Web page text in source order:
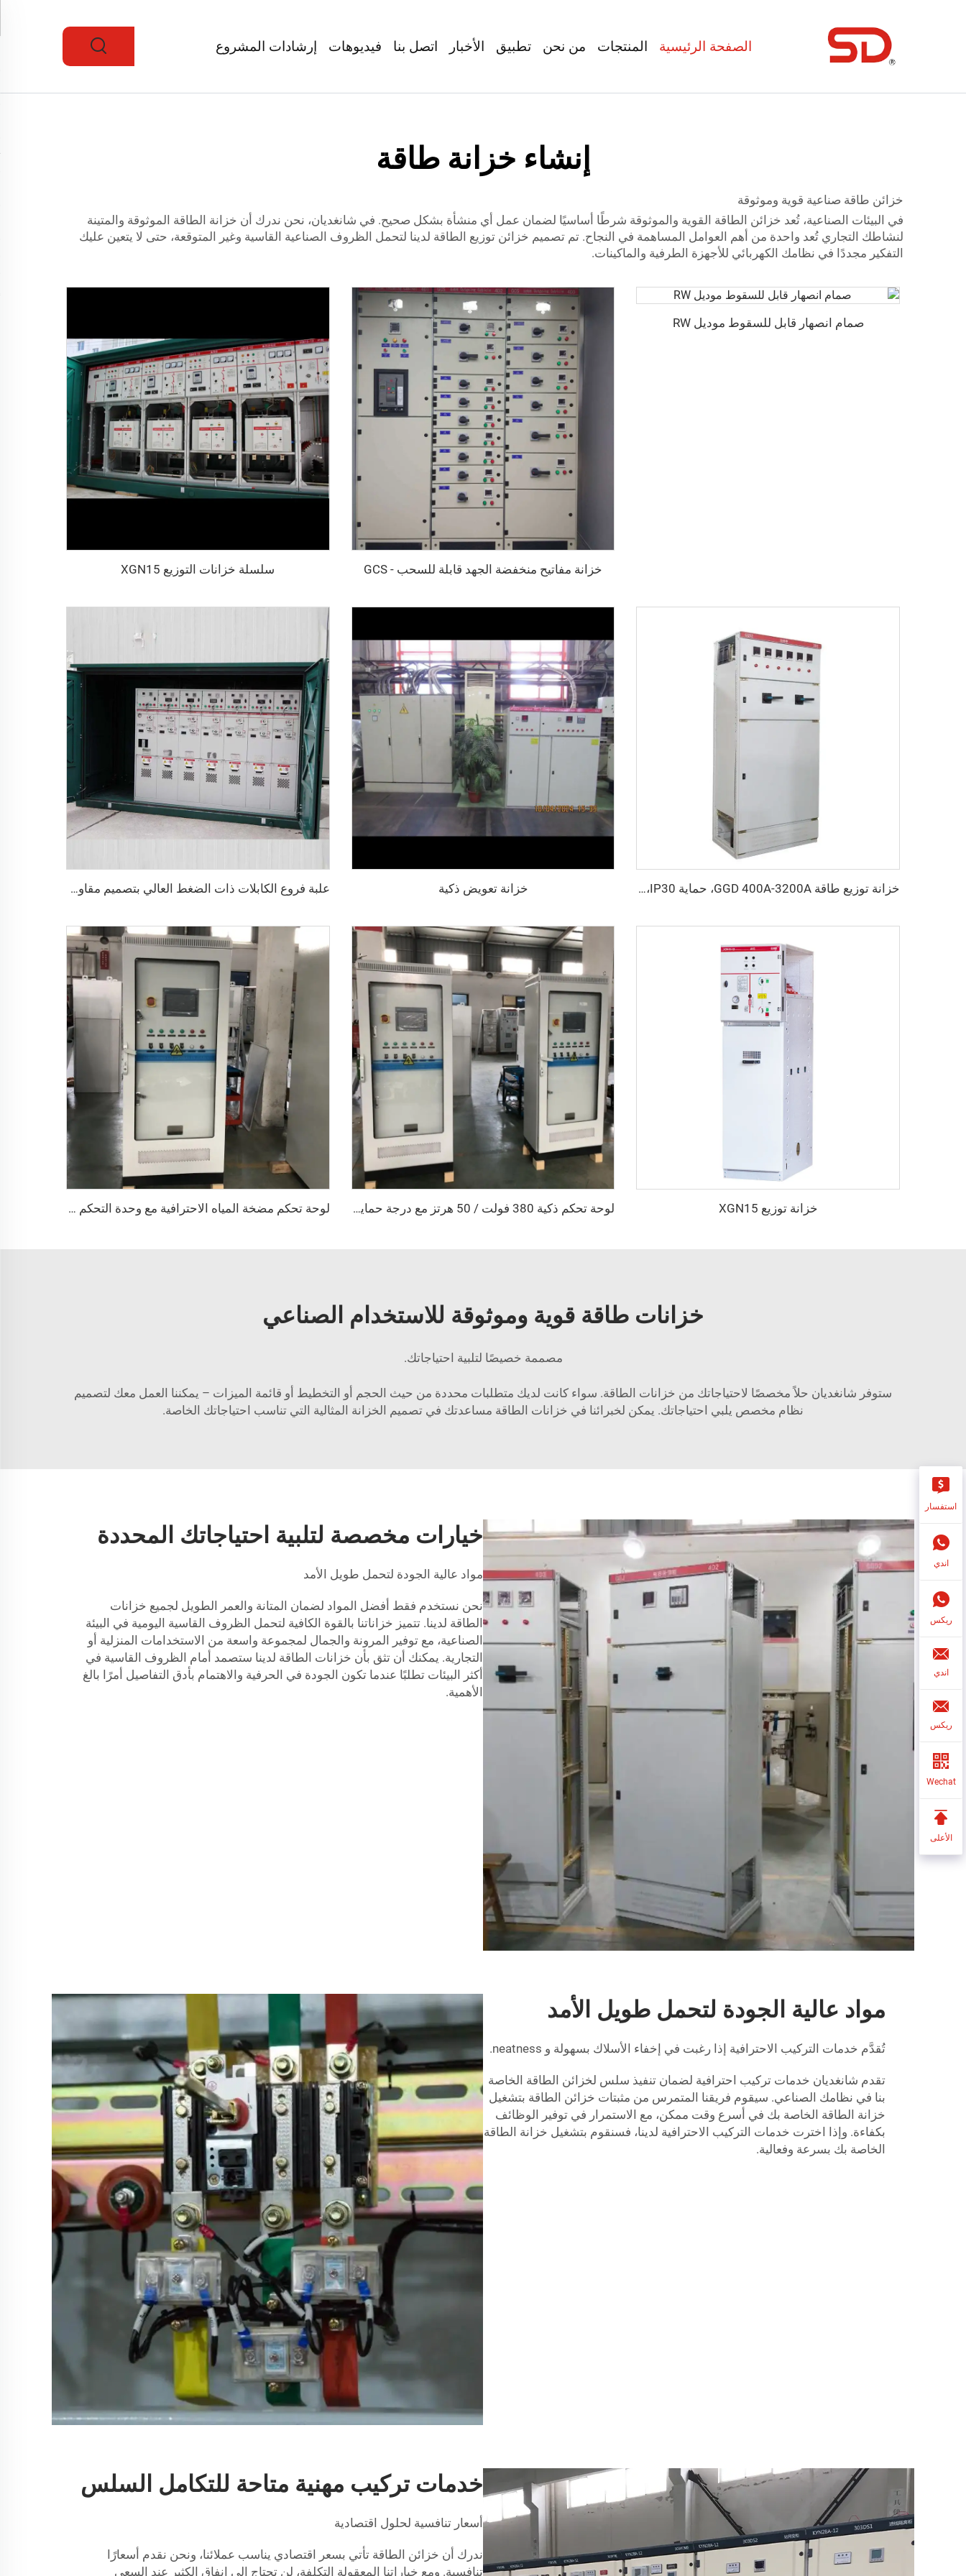
الصفحة الرئيسية المنتجات من نحن تطبيق الأخبار اتصل بنا فيديوهات إرشادات المشروع
إنشاء خزانة طاقة
خزائن طاقة صناعية قوية وموثوقة
في البيئات الصناعية، تُعد خزائن الطاقة القوية والموثوقة شرطًا أساسيًا لضمان عمل أي منشأة بشكل صحيح. في شانغديان، نحن ندرك أن خزانة الطاقة الموثوقة والمتينة
لنشاطك التجاري تُعد واحدة من أهم العوامل المساهمة في النجاح. تم تصميم خزائن توزيع الطاقة لدينا لتحمل الظروف الصناعية القاسية وغير المتوقعة، حتى لا يتعين عليك
التفكير مجددًا في نظامك الكهربائي للأجهزة الطرفية والماكينات.
صمام انصهار قابل للسقوط موديل RW
خزانة مفاتيح منخفضة الجهد قابلة للسحب - GCS سلسلة خزانات التوزيع XGN15
خزانة توزيع طاقة GGD 400A-3200A، حماية IP30، للاستخدام التجاري والصناعي خزانة تعويض ذكية علبة فروع الكابلات ذات الضغط العالي بتصميم مقاوم للماء للاستخدام الخارجي
خزانة توزيع XGN15 لوحة تحكم ذكية 380 فولت / 50 هرتز مع درجة حماية IP54 لمضخة المياه مع واجهة الإنسان-الآلة (HMI) الخاصة بوحدة التحكم القابلة للبرمجة (PLC) ومحول التردد (VFD)، ومعدات توزيع الطاقة مع مراقبة عن بُعد لوحة تحكم مضخة المياه الاحترافية مع وحدة التحكم القابلة للبرمجة (PLC) - حل ضغط ثابت
خزانات طاقة قوية وموثوقة للاستخدام الصناعي
مصممة خصيصًا لتلبية احتياجاتك.
ستوفر شانغديان حلاً مخصصًا لاحتياجاتك من خزانات الطاقة. سواء كانت لديك متطلبات محددة من حيث الحجم أو التخطيط أو قائمة الميزات – يمكننا العمل معك لتصميم
نظام مخصص يلبي احتياجاتك. يمكن لخبرائنا في خزانات الطاقة مساعدتك في تصميم الخزانة المثالية التي تناسب احتياجاتك الخاصة.
خيارات مخصصة لتلبية احتياجاتك المحددة
مواد عالية الجودة لتحمل طويل الأمد
نحن نستخدم فقط أفضل المواد لضمان المتانة والعمر الطويل لجميع خزانات
الطاقة لدينا. تتميز خزاناتنا بالقوة الكافية لتحمل الظروف القاسية اليومية في البيئة
الصناعية، مع توفير المرونة والجمال لمجموعة واسعة من الاستخدامات المنزلية أو
التجارية. يمكنك أن تثق بأن خزانات الطاقة لدينا ستصمد أمام الظروف القاسية في
أكثر البيئات تطلبًا عندما تكون الجودة في الحرفية والاهتمام بأدق التفاصيل أمرًا بالغ
الأهمية.
مواد عالية الجودة لتحمل طويل الأمد
تُقدَّم خدمات التركيب الاحترافية إذا رغبت في إخفاء الأسلاك بسهولة و neatness.
تقدم شانغديان خدمات تركيب احترافية لضمان تنفيذ سلس لخزائن الطاقة الخاصة
بنا في نظامك الصناعي. سيقوم فريقنا المتمرس من مثبتات خزائن الطاقة بتشغيل
خزانة الطاقة الخاصة بك في أسرع وقت ممكن، مع الاستمرار في توفير الوظائف
بكفاءة. وإذا اخترت خدمات التركيب الاحترافية لدينا، فسنقوم بتشغيل خزانة الطاقة
الخاصة بك بسرعة وفعالية.
خدمات تركيب مهنية متاحة للتكامل السلس
أسعار تنافسية لحلول اقتصادية
ندرك أن خزائن الطاقة تأتي بسعر اقتصادي يناسب عملائنا، ونحن نقدم أسعارًا
تنافسية. ومع خياراتنا المعقولة التكلفة، لن تحتاج إلى إنفاق الكثير عند السعي
استفسار
اندي
ريكس
اندي
ريكس
Wechat
الأعلى